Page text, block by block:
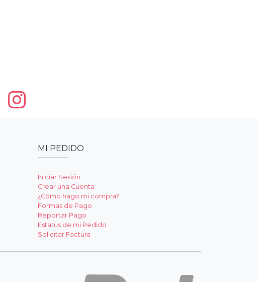
MI PEDIDO
Iniciar Sesión
Crear una Cuenta
¿Cómo hago mi compra?
Formas de Pago
Reportar Pago
Estatus de mi Pedido
Solicitar Factura